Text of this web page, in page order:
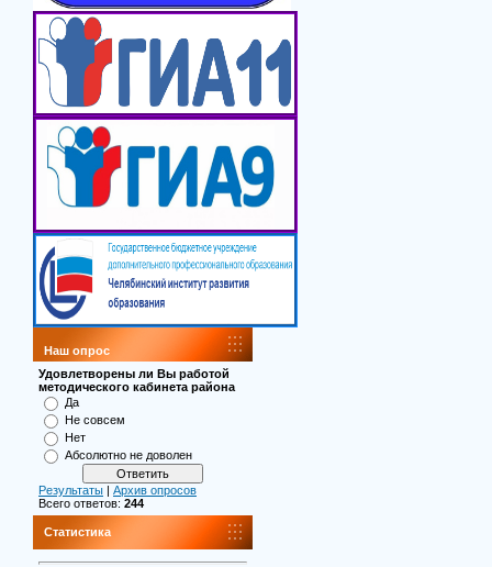
Наш опрос
Удовлетворены ли Вы работой
методического кабинета района
Да
Не совсем
Нет
Абсолютно не доволен
Результаты
Архив опросов
Всего ответов: 244
Статистика